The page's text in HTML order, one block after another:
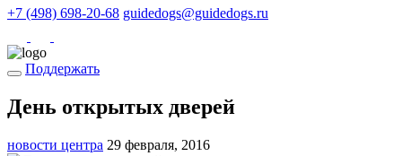
+7 (498) 698-20-68 guidedogs@guidedogs.ru
Поддержать
День открытых дверей
новости центра 29 февраля, 2016